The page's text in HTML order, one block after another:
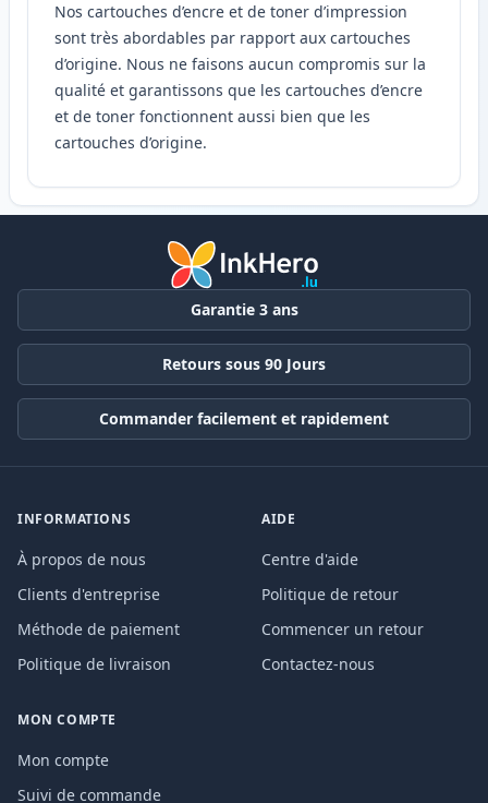
Nos cartouches d’encre et de toner d’impression
sont très abordables par rapport aux cartouches
d’origine. Nous ne faisons aucun compromis sur la
qualité et garantissons que les cartouches d’encre
et de toner fonctionnent aussi bien que les
cartouches d’origine.
Garantie 3 ans
Retours sous 90 Jours
Commander facilement et rapidement
INFORMATIONS
À propos de nous
Clients d'entreprise
Méthode de paiement
Politique de livraison
AIDE
Centre d'aide
Politique de retour
Commencer un retour
Contactez-nous
MON COMPTE
Mon compte
Suivi de commande